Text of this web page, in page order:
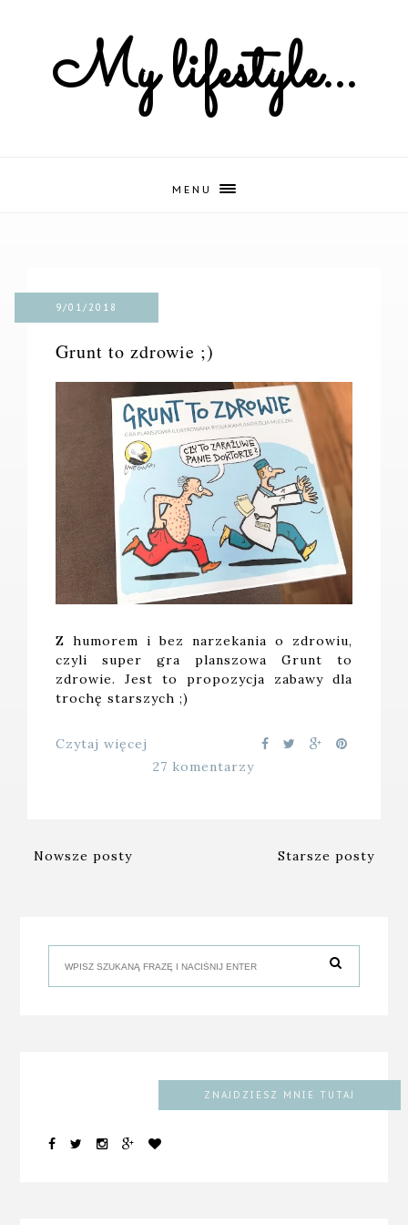
My lifestyle...
MENU
9/01/2018
Grunt to zdrowie ;)
Z humorem i bez narzekania o zdrowiu,
czyli super gra planszowa Grunt to
zdrowie. Jest to propozycja zabawy dla
trochę starszych ;)
Czytaj więcej
27 komentarzy
Nowsze posty Starsze posty
ZNAJDZIESZ MNIE TUTAJ